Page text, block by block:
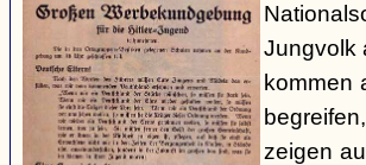
Jungvolk
kommen
zeigen